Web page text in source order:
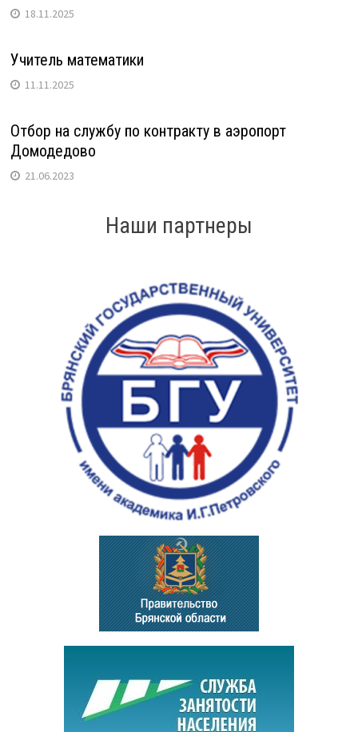
18.11.2025
Учитель математики
11.11.2025
Отбор на службу по контракту в аэропорт
Домодедово
21.06.2023
Наши партнеры